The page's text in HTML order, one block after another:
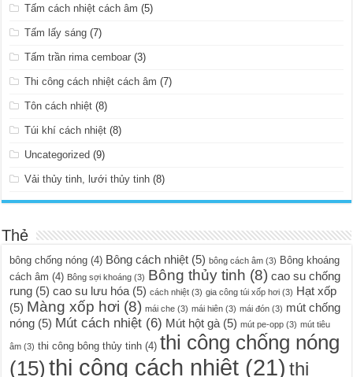
Tấm cách nhiệt cách âm (5)
Tấm lấy sáng (7)
Tấm trần rima cemboar (3)
Thi công cách nhiệt cách âm (7)
Tôn cách nhiệt (8)
Túi khí cách nhiệt (8)
Uncategorized (9)
Vải thủy tinh, lưới thủy tinh (8)
Thẻ
bông chống nóng (4) Bông cách nhiệt (5) bông cách âm (3) Bông khoáng
cách âm (4) Bông sợi khoáng (3) Bông thủy tinh (8) cao su chống
rung (5) cao su lưu hóa (5) cách nhiệt (3) gia công túi xốp hơi (3) Hạt xốp
(5) Màng xốp hơi (8) mái che (3) mái hiên (3) mái đón (3) mút chống
nóng (5) Mút cách nhiệt (6) Mút hột gà (5) mút pe-opp (3) mút tiêu
âm (3) thi công bông thủy tinh (4) thi công chống nóng
(15) thi công cách nhiệt (21) thi